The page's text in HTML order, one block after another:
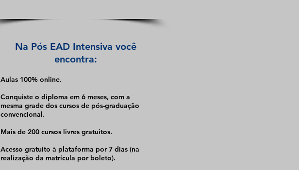
Na Pós EAD Intensiva você
encontra:
Aulas 100% online.
Conquiste o diploma em 6 meses, com a
mesma grade dos cursos de pós-graduação
convencional.
Mais de 200 cursos livres gratuitos.
Acesso gratuito à plataforma por 7 dias (na
realização da matrícula por boleto).